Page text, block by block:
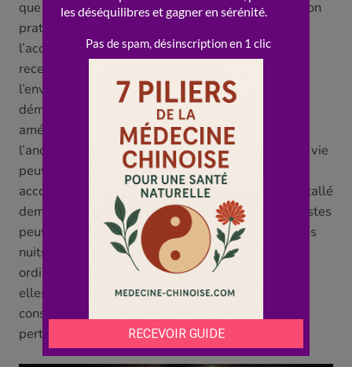
que la personnalisation prend tout son sens : un bon
praticien évalue « votre » terrain et adapte
l’accompagnement, plutôt que d’appliquer une
recette unique, et il intègre l’aménagement de
l’environnement et de l’hygiène de vie dans sa
démarche. Combien de temps pour ressentir une
amélioration ? Cela varie selon les personnes et
l’ancienneté du trouble : les conseils d’hygiène de vie
peuvent agir assez vite, tandis qu’un
accompagnement plus « de fond » d’un terrain installé
demande de la patience. Dans tous les cas, ces pistes
peuvent réellement aider à retrouver de meilleures
nuits, surtout pour les troubles du sommeil «
ordinaires » liés au stress et au mode de vie. Mais
elles ne dispensent pas, nous allons le voir, de
consulter quand le sommeil reste durablement
perturbé.